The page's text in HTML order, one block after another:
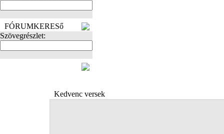
FÓRUMKERESő
Szövegrészlet:
Kedvenc versek